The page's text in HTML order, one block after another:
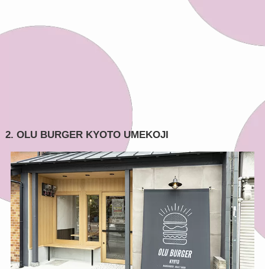
2. OLU BURGER KYOTO UMEKOJI